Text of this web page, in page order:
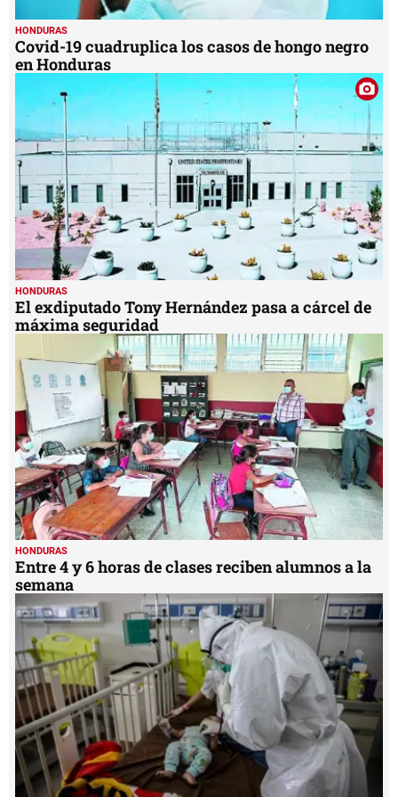
HONDURAS
Covid-19 cuadruplica los casos de hongo negro
en Honduras
HONDURAS
El exdiputado Tony Hernández pasa a cárcel de
máxima seguridad
HONDURAS
Entre 4 y 6 horas de clases reciben alumnos a la
semana